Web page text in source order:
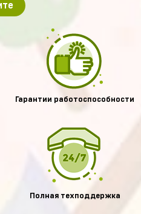
Гарантии работоспособности
Полная техподдержка